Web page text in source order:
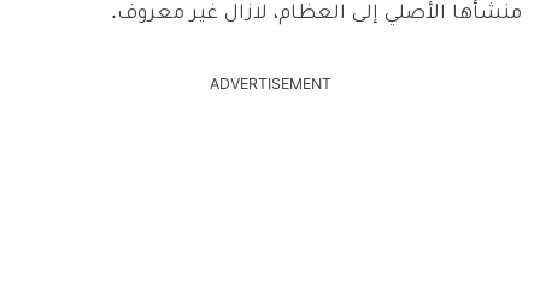
منشأها الأصلي إلى العظام، لازال غير معروف.
ADVERTISEMENT